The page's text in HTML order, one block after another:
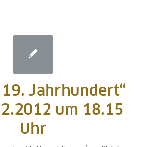
Jahrhundert“
um 18.15
Uhr